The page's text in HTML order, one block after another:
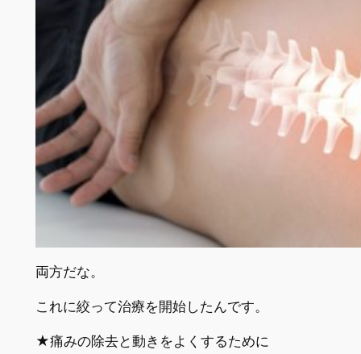
両方だな。
これに絞って治療を開始したんです。
★痛みの除去と動きをよくするために